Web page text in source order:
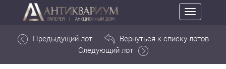
Toggle
navigation
Предыдущий лот
Вернуться к списку лотов
Следующий лот